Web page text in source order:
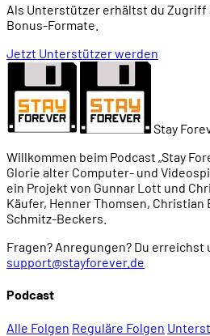
Als Unterstützer erhältst du Zugriff
Bonus-Formate.
Jetzt Unterstützer werden
Stay
Willkommen beim Podcast „Stay
Glorie alter Computer- und
ein Projekt von Gunnar Lott und
Käufer, Henner Thomsen, Christian
Schmitz-Beckers.
Fragen? Anregungen? Du erreichst
support@stayforever.de
Podcast
Alle Folgen Reguläre Folgen